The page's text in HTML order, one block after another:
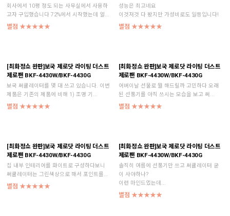
회사에서 10평 정도 되는 사무실에서 사용하
고자 구입했습니다 72%에서 시작했는데 얼...
별점 ★★★★★
성능은 최고네요
이것저것 다 봤지만 가성비로도 일등입니다!
별점 ★★★★★
[최화정쇼 완판]보국 제로닷 라이팅 더스트
제로팬 BKF-4430W/BKF-4430G
보국 써큘레이터를 몇 대 쓰고 있습니다. 이번
제품은 기존의 제품에 비해 1) 조명 기...
별점 ★★★★★
[최화정쇼 완판]보국 제로닷 라이팅 더스트
제로팬 BKF-4430W/BKF-4430G
어버이날 선물로 뭘 해드릴까 고민하다 오래
된 선풍기를 아직 쓰시는 모습을 보고 써...
별점 ★★★★★
[최화정쇼 완판]보국 제로닷 라이팅 더스트
제로팬 BKF-4430W/BKF-4430G
집 내부 인테리어를 화이트로 구성하다보니
써큘레이터는 그린색상으로 해서 포인트를...
별점 ★★★★★
[최화정쇼 완판]보국 제로닷 라이팅 더스트
제로팬 BKF-4430W/BKF-4430G
솔직히 여름에 선풍기만 쓰고 써큘레이터 굳
이 사야하나?
이런 마인드였는데...
별점 ★★★★★